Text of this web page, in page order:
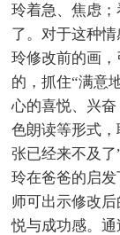
玲着急、焦虑
了。对于这种
玲修改前的画
的，抓住“满意
心的喜悦、兴
色朗读等形式
张已经来不及
玲在爸爸的启
师可出示修改
悦与成功感。